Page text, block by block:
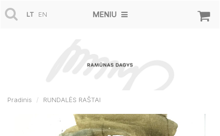
LT EN MENIU
Pradinis RUNDALĖS RAŠTAI